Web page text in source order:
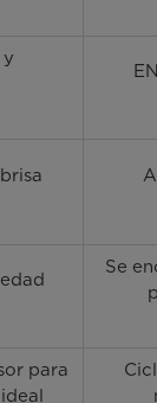
Se
para